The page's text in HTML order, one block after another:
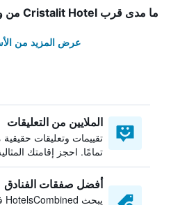
ما مدى قرب Cristalit Hotel من وسط مدينة يوغياخيرتا؟
عرض المزيد من
الملايين من التعليقات
تقييمات وتعليقات حقيقية
تمامًا. احجز إقامتك
أفضل صفقات الفنادق